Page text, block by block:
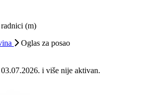
(m)
Oglas za posao
i više nije aktivan.